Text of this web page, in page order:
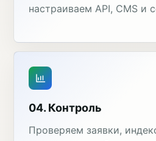
настраиваем API, CMS и
04. Контроль
Проверяем заявки,